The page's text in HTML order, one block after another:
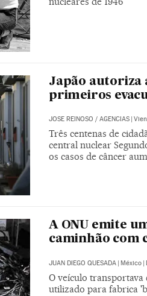
Japão autoriza
primeiros
JOSE REINOSO / AGENCIAS |
Três centenas de
central nuclear
os casos de câncer
A ONU emite
caminhão com
JUAN DIEGO QUESADA México
O veículo
utilizado para fabrica